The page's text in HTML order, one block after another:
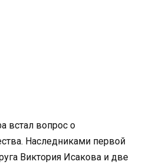
встал вопрос о
Наследниками первой
Виктория Исакова и две